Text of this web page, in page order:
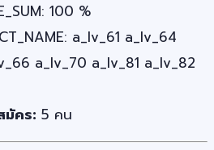
100 %
a_lv_61 a_lv_64
a_lv_70 a_lv_81 a_lv_82
มัคร: 5 คน